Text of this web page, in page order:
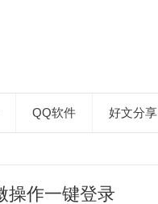
QQ软件 好文分享
操作一键登录